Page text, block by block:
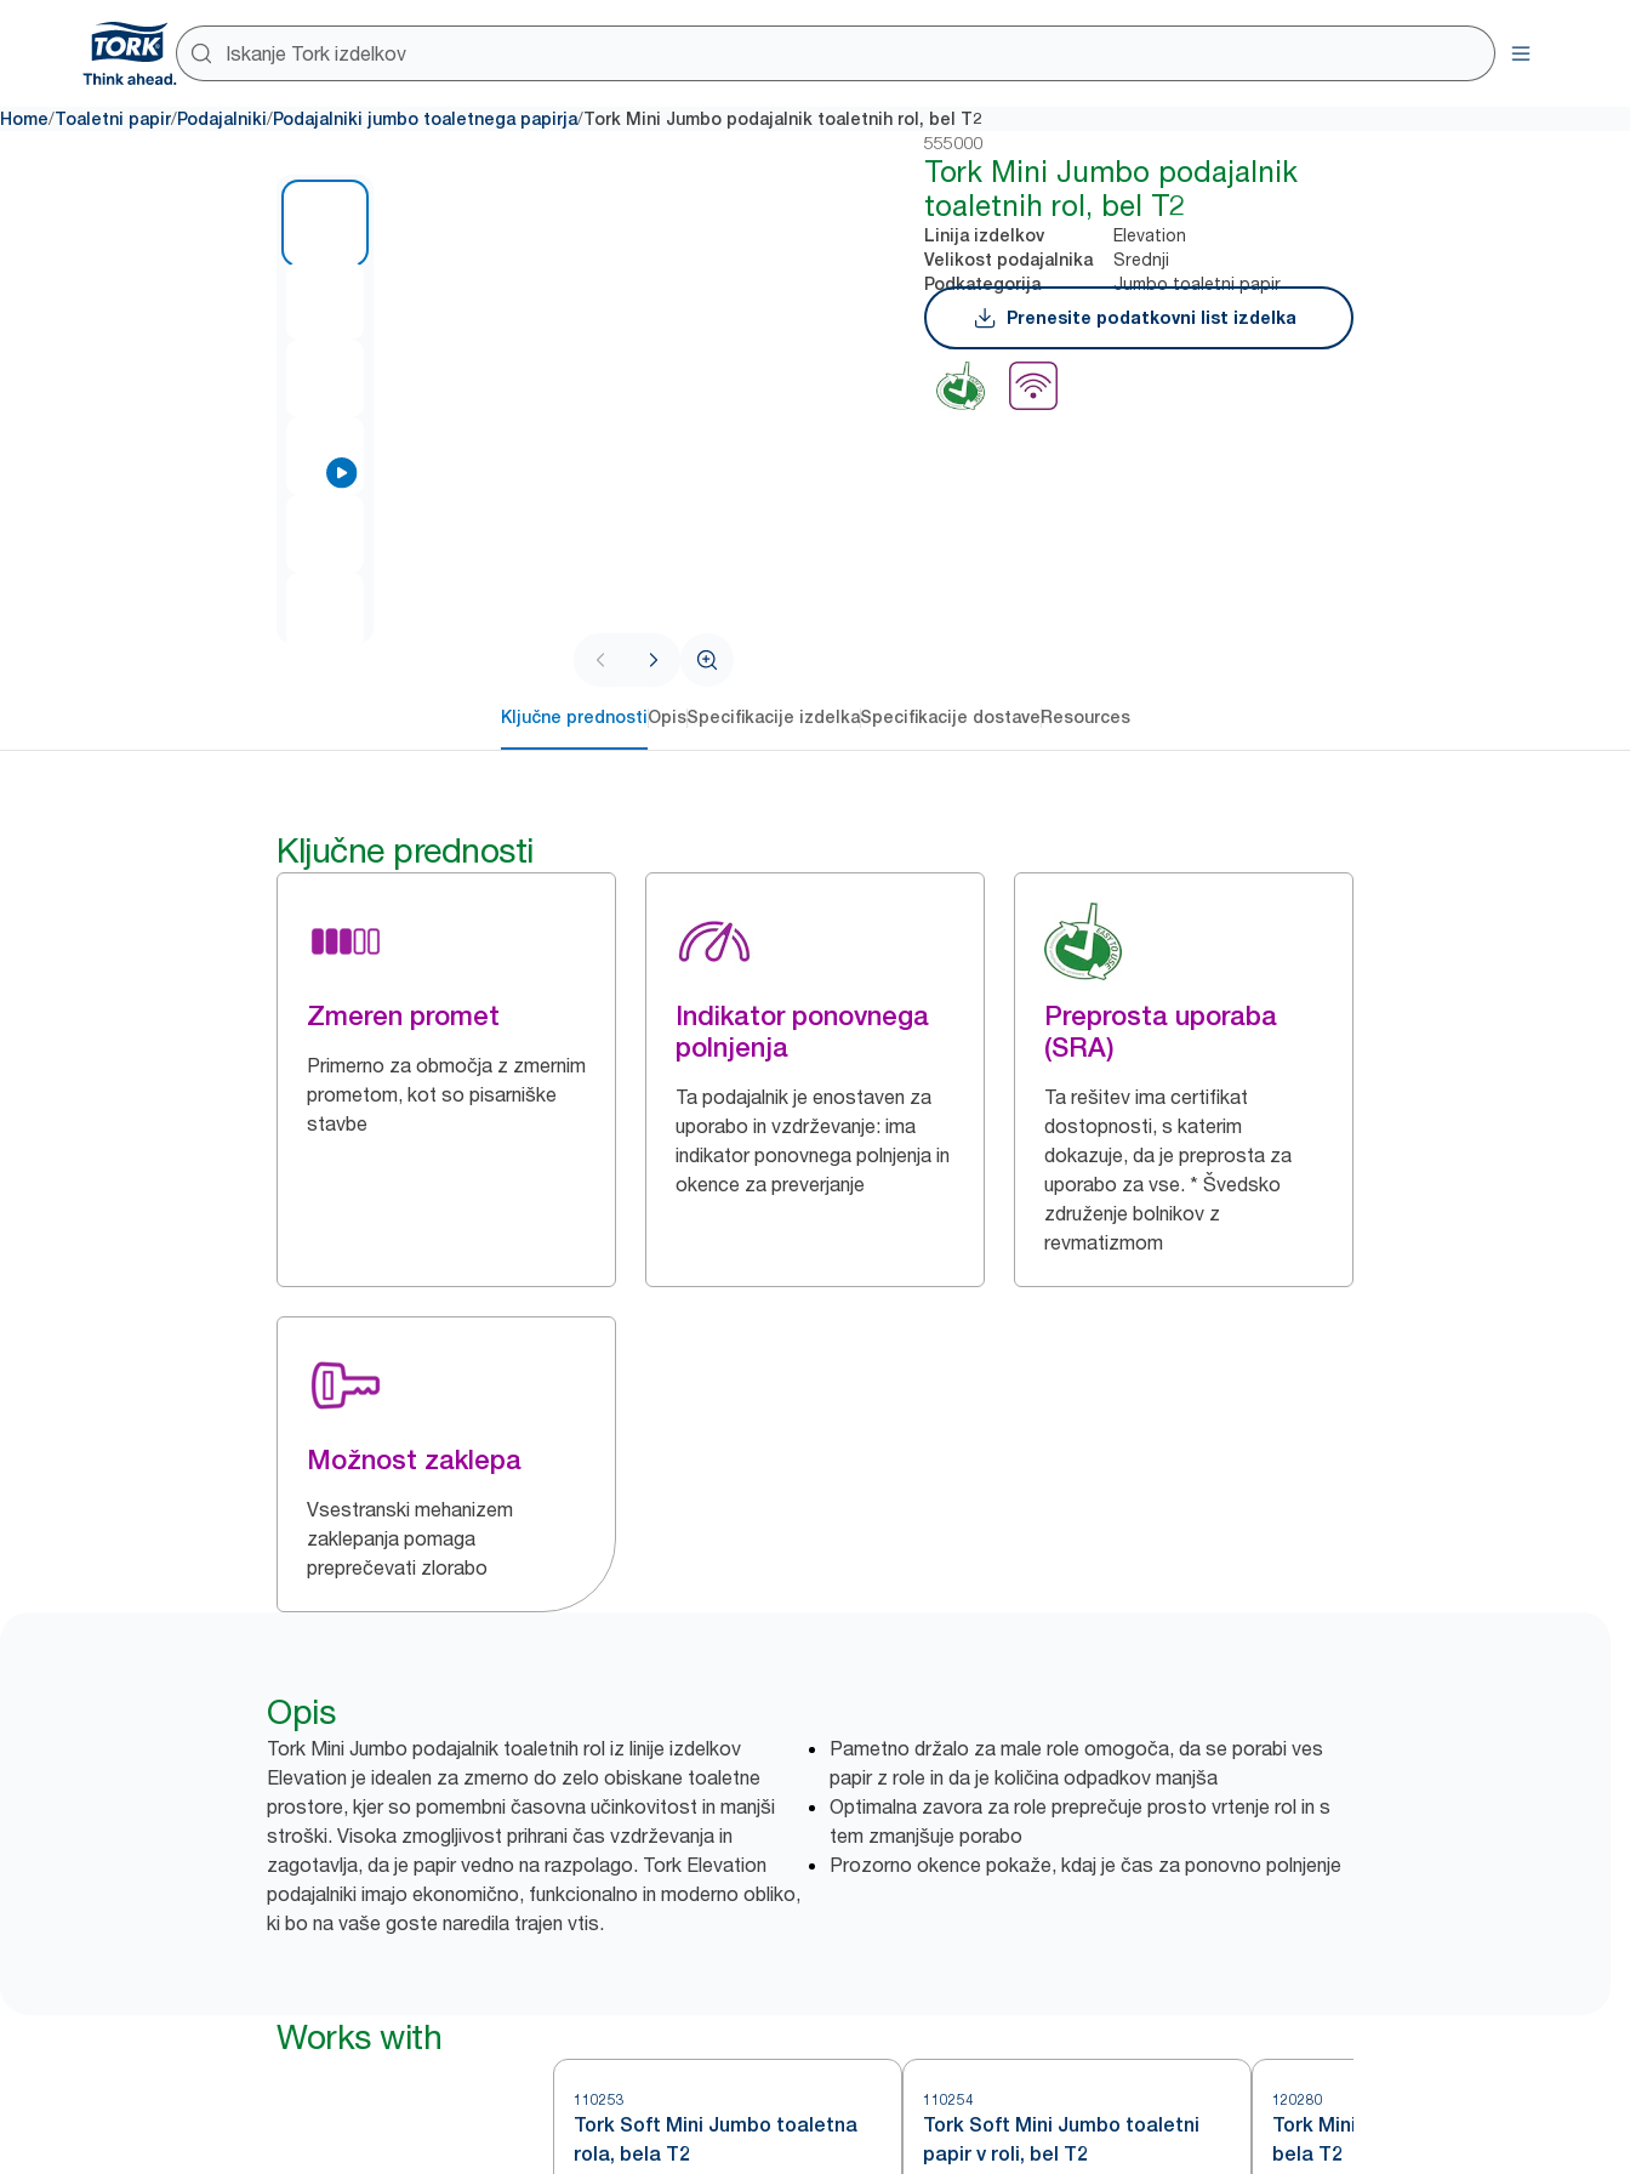
Home/Toaletni papir/Podajalniki/Podajalniki jumbo toaletnega papirja/Tork Mini Jumbo podajalnik toaletnih rol, bel T2
555000
Tork Mini Jumbo podajalnik
toaletnih rol, bel T2
Linija izdelkov Elevation
Velikost podajalnika Srednji
Podkategorija
Jumbo toaletni papir
Prenesite podatkovni list izdelka
Ključne prednostiOpisSpecifikacije izdelkaSpecifikacije dostaveResources
Ključne prednosti
Zmeren promet
Primerno za območja z zmernim
prometom, kot so pisarniške
stavbe
Indikator ponovnega
polnjenja
Ta podajalnik je enostaven za
uporabo in vzdrževanje: ima
indikator ponovnega polnjenja in
okence za preverjanje
Preprosta uporaba
(SRA)
Ta rešitev ima certifikat
dostopnosti, s katerim
dokazuje, da je preprosta za
uporabo za vse. * Švedsko
združenje bolnikov z
revmatizmom
Možnost zaklepa
Vsestranski mehanizem
zaklepanja pomaga
preprečevati zlorabo
Opis
Tork Mini Jumbo podajalnik toaletnih rol iz linije izdelkov
Elevation je idealen za zmerno do zelo obiskane toaletne
prostore, kjer so pomembni časovna učinkovitost in manjši
stroški. Visoka zmogljivost prihrani čas vzdrževanja in
zagotavlja, da je papir vedno na razpolago. Tork Elevation
podajalniki imajo ekonomično, funkcionalno in moderno obliko,
ki bo na vaše goste naredila trajen vtis.
Pametno držalo za male role omogoča, da se porabi ves
papir z role in da je količina odpadkov manjša
Optimalna zavora za role preprečuje prosto vrtenje rol in s
tem zmanjšuje porabo
Prozorno okence pokaže, kdaj je čas za ponovno polnjenje
Works with
110253
Tork Soft Mini Jumbo toaletna
rola, bela T2
110254
Tork Soft Mini Jumbo toaletni
papir v roli, bel T2
120280
Tork Mini Jumbo toaletna rola,
bela T2